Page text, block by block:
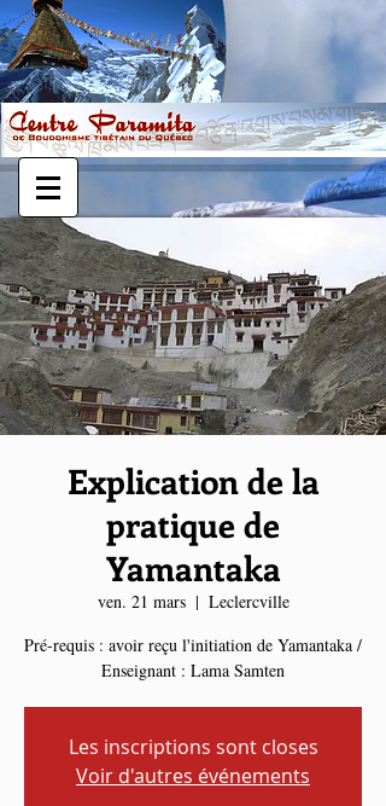
Explication de la
pratique de
Yamantaka
ven. 21 mars
  |
Leclercville
Pré-requis : avoir reçu l'initiation de Yamantaka /
Enseignant : Lama Samten
Les inscriptions sont closes
Voir d'autres événements